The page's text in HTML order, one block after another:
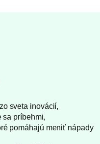
sveta inovácií,
sa príbehmi,
pomáhajú meniť nápady